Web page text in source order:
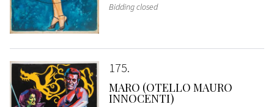
Bidding closed
175
MARO (OTELLO MAURO
INNOCENTI)